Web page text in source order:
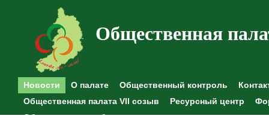
Общественная
Новости О палате Общественный контроль
Общественная палата VII созыв
Ресурсный центр
Общественные наблюдения